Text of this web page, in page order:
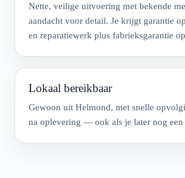
Nette, veilige uitvoering met bekende
aandacht voor detail. Je krijgt garantie
en reparatiewerk plus fabrieksgarantie
Lokaal bereikbaar
Gewoon uit Helmond, met snelle
na oplevering — ook als je later nog een